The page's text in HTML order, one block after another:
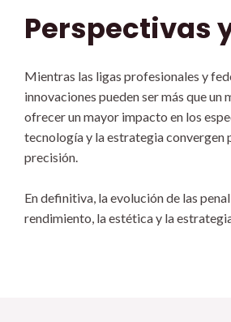
Perspectivas
Mientras las ligas profesionales y
innovaciones pueden ser más que
ofrecer un mayor impacto en los
tecnología y la estrategia convergen
precisión.
En definitiva, la evolución de las
rendimiento, la estética y la